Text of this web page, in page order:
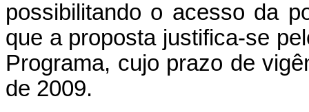
possibilitando o acesso da
que a proposta justifica-se
Programa, cujo prazo de
de 2009.